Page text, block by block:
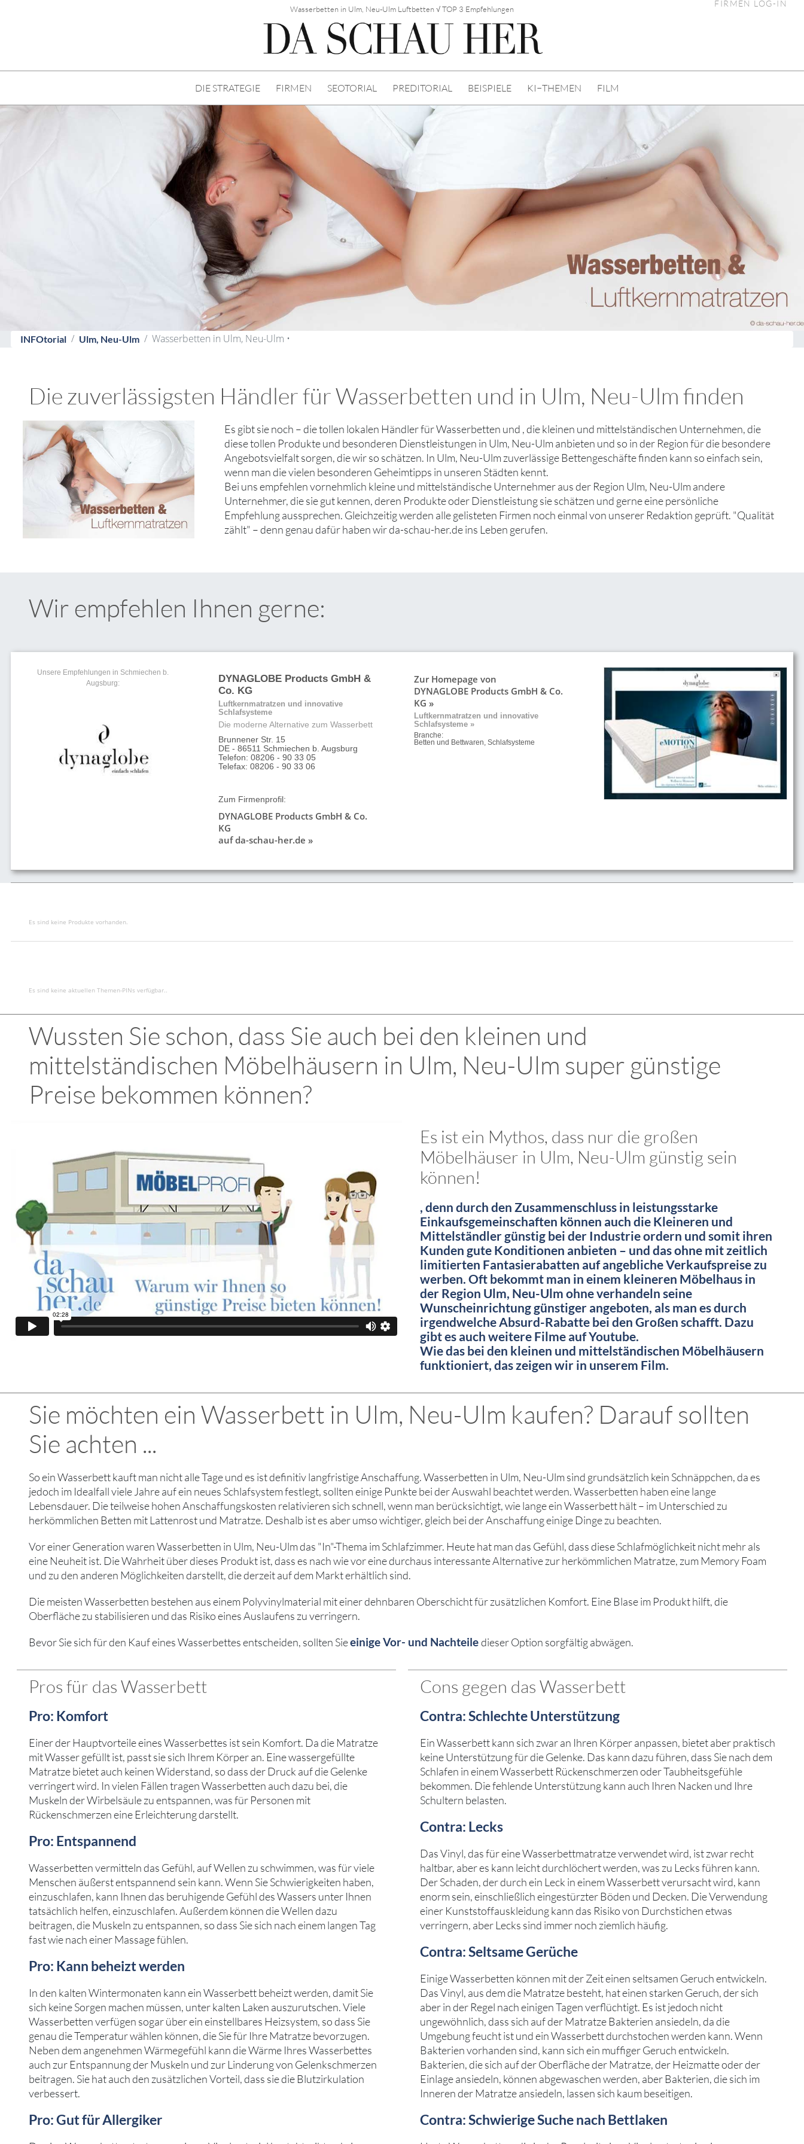
Wasserbetten in Ulm, Neu-Ulm Luftbetten √ TOP 3 Empfehlungen
FIRMEN LOG-IN
DIE STRATEGIE FIRMEN SEOTORIAL PREDITORIAL BEISPIELE KI−THEMEN FILM
INFOtorial Ulm, Neu-Ulm Wasserbetten in Ulm, Neu-Ulm •
Die zuverlässigsten Händler für Wasserbetten und in Ulm, Neu-Ulm finden
Es gibt sie noch – die tollen lokalen Händler für Wasserbetten und , die kleinen und mittelständischen Unternehmen, die
diese tollen Produkte und besonderen Dienstleistungen in Ulm, Neu-Ulm anbieten und so in der Region für die besondere
Angebotsvielfalt sorgen, die wir so schätzen. In Ulm, Neu-Ulm zuverlässige Bettengeschäfte finden kann so einfach sein,
wenn man die vielen besonderen Geheimtipps in unseren Städten kennt.
Bei uns empfehlen vornehmlich kleine und mittelständische Unternehmer aus der Region Ulm, Neu-Ulm andere
Unternehmer, die sie gut kennen, deren Produkte oder Dienstleistung sie schätzen und gerne eine persönliche
Empfehlung aussprechen. Gleichzeitig werden alle gelisteten Firmen noch einmal von unserer Redaktion geprüft. "Qualität
zählt" – denn genau dafür haben wir da-schau-her.de ins Leben gerufen.
Wir empfehlen Ihnen gerne:
Unsere Empfehlungen in Schmiechen b.
Augsburg:
DYNAGLOBE Products GmbH &
Co. KG
Luftkernmatratzen und innovative
Schlafsysteme
Die moderne Alternative zum Wasserbett
Brunnener Str. 15
DE - 86511 Schmiechen b. Augsburg
Telefon: 08206 - 90 33 05
Telefax: 08206 - 90 33 06
Zum Firmenprofil:
DYNAGLOBE Products GmbH & Co.
KG
auf da-schau-her.de »
Zur Homepage von
DYNAGLOBE Products GmbH & Co.
KG »
Luftkernmatratzen und innovative
Schlafsysteme »
Branche:
Betten und Bettwaren, Schlafsysteme
Es sind keine Produkte vorhanden.
Es sind keine aktuellen Themen-PINs verfügbar..
Wussten Sie schon, dass Sie auch bei den kleinen und
mittelständischen Möbelhäusern in Ulm, Neu-Ulm super günstige
Preise bekommen können?
Es ist ein Mythos, dass nur die großen
Möbelhäuser in Ulm, Neu-Ulm günstig sein
können!
, denn durch den Zusammenschluss in leistungsstarke
Einkaufsgemeinschaften können auch die Kleineren und
Mittelständler günstig bei der Industrie ordern und somit ihren
Kunden gute Konditionen anbieten – und das ohne mit zeitlich
limitierten Fantasierabatten auf angebliche Verkaufspreise zu
werben. Oft bekommt man in einem kleineren Möbelhaus in
der Region Ulm, Neu-Ulm ohne verhandeln seine
Wunscheinrichtung günstiger angeboten, als man es durch
irgendwelche Absurd-Rabatte bei den Großen schafft. Dazu
gibt es auch weitere Filme auf Youtube.
Wie das bei den kleinen und mittelständischen Möbelhäusern
funktioniert, das zeigen wir in unserem Film.
Sie möchten ein Wasserbett in Ulm, Neu-Ulm kaufen? Darauf sollten
Sie achten ...
So ein Wasserbett kauft man nicht alle Tage und es ist definitiv langfristige Anschaffung. Wasserbetten in Ulm, Neu-Ulm sind grundsätzlich kein Schnäppchen, da es
jedoch im Idealfall viele Jahre auf ein neues Schlafsystem festlegt, sollten einige Punkte bei der Auswahl beachtet werden. Wasserbetten haben eine lange
Lebensdauer. Die teilweise hohen Anschaffungskosten relativieren sich schnell, wenn man berücksichtigt, wie lange ein Wasserbett hält – im Unterschied zu
herkömmlichen Betten mit Lattenrost und Matratze. Deshalb ist es aber umso wichtiger, gleich bei der Anschaffung einige Dinge zu beachten.
Vor einer Generation waren Wasserbetten in Ulm, Neu-Ulm das "In"-Thema im Schlafzimmer. Heute hat man das Gefühl, dass diese Schlafmöglichkeit nicht mehr als
eine Neuheit ist. Die Wahrheit über dieses Produkt ist, dass es nach wie vor eine durchaus interessante Alternative zur herkömmlichen Matratze, zum Memory Foam
und zu den anderen Möglichkeiten darstellt, die derzeit auf dem Markt erhältlich sind.
Die meisten Wasserbetten bestehen aus einem Polyvinylmaterial mit einer dehnbaren Oberschicht für zusätzlichen Komfort. Eine Blase im Produkt hilft, die
Oberfläche zu stabilisieren und das Risiko eines Auslaufens zu verringern.
Bevor Sie sich für den Kauf eines Wasserbettes entscheiden, sollten Sieeinige Vor- und Nachteiledieser Option sorgfältig abwägen.
Pros für das Wasserbett
Pro: Komfort
Einer der Hauptvorteile eines Wasserbettes ist sein Komfort. Da die Matratze
mit Wasser gefüllt ist, passt sie sich Ihrem Körper an. Eine wassergefüllte
Matratze bietet auch keinen Widerstand, so dass der Druck auf die Gelenke
verringert wird. In vielen Fällen tragen Wasserbetten auch dazu bei, die
Muskeln der Wirbelsäule zu entspannen, was für Personen mit
Rückenschmerzen eine Erleichterung darstellt.
Pro: Entspannend
Wasserbetten vermitteln das Gefühl, auf Wellen zu schwimmen, was für viele
Menschen äußerst entspannend sein kann. Wenn Sie Schwierigkeiten haben,
einzuschlafen, kann Ihnen das beruhigende Gefühl des Wassers unter Ihnen
tatsächlich helfen, einzuschlafen. Außerdem können die Wellen dazu
beitragen, die Muskeln zu entspannen, so dass Sie sich nach einem langen Tag
fast wie nach einer Massage fühlen.
Pro: Kann beheizt werden
In den kalten Wintermonaten kann ein Wasserbett beheizt werden, damit Sie
sich keine Sorgen machen müssen, unter kalten Laken auszurutschen. Viele
Wasserbetten verfügen sogar über ein einstellbares Heizsystem, so dass Sie
genau die Temperatur wählen können, die Sie für Ihre Matratze bevorzugen.
Neben dem angenehmen Wärmegefühl kann die Wärme Ihres Wasserbettes
auch zur Entspannung der Muskeln und zur Linderung von Gelenkschmerzen
beitragen. Sie hat auch den zusätzlichen Vorteil, dass sie die Blutzirkulation
verbessert.
Pro: Gut für Allergiker
Cons gegen das Wasserbett
Contra: Schlechte Unterstützung
Ein Wasserbett kann sich zwar an Ihren Körper anpassen, bietet aber praktisch
keine Unterstützung für die Gelenke. Das kann dazu führen, dass Sie nach dem
Schlafen in einem Wasserbett Rückenschmerzen oder Taubheitsgefühle
bekommen. Die fehlende Unterstützung kann auch Ihren Nacken und Ihre
Schultern belasten.
Contra: Lecks
Das Vinyl, das für eine Wasserbettmatratze verwendet wird, ist zwar recht
haltbar, aber es kann leicht durchlöchert werden, was zu Lecks führen kann.
Der Schaden, der durch ein Leck in einem Wasserbett verursacht wird, kann
enorm sein, einschließlich eingestürzter Böden und Decken. Die Verwendung
einer Kunststoffauskleidung kann das Risiko von Durchstichen etwas
verringern, aber Lecks sind immer noch ziemlich häufig.
Contra: Seltsame Gerüche
Einige Wasserbetten können mit der Zeit einen seltsamen Geruch entwickeln.
Das Vinyl, aus dem die Matratze besteht, hat einen starken Geruch, der sich
aber in der Regel nach einigen Tagen verflüchtigt. Es ist jedoch nicht
ungewöhnlich, dass sich auf der Matratze Bakterien ansiedeln, da die
Umgebung feucht ist und ein Wasserbett durchstochen werden kann. Wenn
Bakterien vorhanden sind, kann sich ein muffiger Geruch entwickeln.
Bakterien, die sich auf der Oberfläche der Matratze, der Heizmatte oder der
Einlage ansiedeln, können abgewaschen werden, aber Bakterien, die sich im
Inneren der Matratze ansiedeln, lassen sich kaum beseitigen.
Contra: Schwierige Suche nach Bettlaken